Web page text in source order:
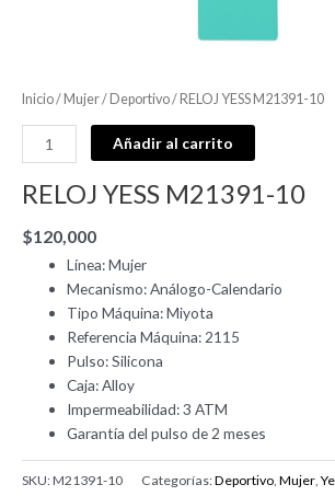
Inicio/Mujer/Deportivo/ RELOJ YESS M21391-10
Añadir al carrito
RELOJ YESS M21391-10
$120,000
Línea: Mujer
Mecanismo: Análogo-Calendario
Tipo Máquina: Miyota
Referencia Máquina: 2115
Pulso: Silicona
Caja: Alloy
Impermeabilidad: 3 ATM
Garantía del pulso de 2 meses
SKU:M21391-10 Categorías:Deportivo Mujer ,